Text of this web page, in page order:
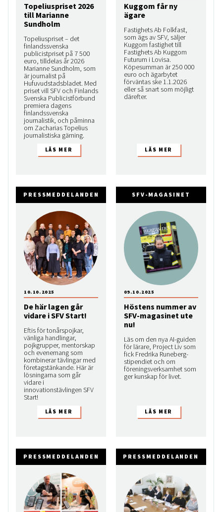
Topeliuspriset 2026
till Marianne
Sundholm
Topeliuspriset – det
finlandssvenska
publicistpriset på 7 500
euro, tilldelas år 2026
Marianne Sundholm, som
är journalist på
Hufuvudstadsbladet. Med
priset vill SFV och Finlands
Svenska Publicistförbund
premiera dagens
finlandssvenska
journalistik, och påminna
om Zacharias Topelius
journalistiska gärning.
Kuggom får ny
ägare
Fastighets Ab Folkfast,
som ägs av SFV, säljer
Kuggom fastighet till
Fastighets Ab Kuggom
Futurum i Lovisa.
Köpesumman är 250 000
euro och ägarbytet
förväntas ske 1.1.2026
eller så snart som möjligt
därefter.
PRESSMEDDELANDEN
De här lagen går
vidare i SFV Start!
Eftis för tonårspojkar,
vänliga handlingar,
pojkgrupper, mentorskap
och evenemang som
kombinerar tävlingar med
företagstänkande. Här är
lösningarna som går
vidare i
innovationstävlingen SFV
Start!
10.10.2025
SFV-MAGASINET
Höstens nummer av
SFV-magasinet ute
nu!
Läs om den nya AI-guiden
för lärare, Project Liv som
fick Fredrika Runeberg-
stipendiet och om
föreningsverksamhet som
ger kunskap för livet.
09.10.2025
PRESSMEDDELANDEN PRESSMEDDELANDEN